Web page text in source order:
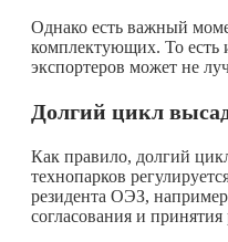
Однако есть важный
комплектующих. То есть
экспортеров может не
Долгий цикл
Как правило, долгий
технопарков
резидента ОЭЗ,
согласования и